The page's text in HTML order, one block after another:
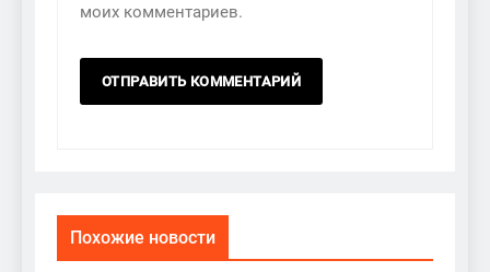
моих комментариев.
Похожие новости